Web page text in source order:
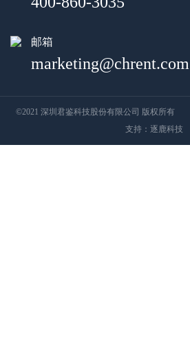
邮箱
marketing@chrent.com
©2021 深圳君鉴科技股份有限公司 版权所有
支持： 逐鹿科技